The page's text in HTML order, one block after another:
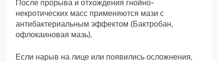
После прорыва и отхождения гнойно-
некротических масс применяются мази с
антибактериальным эффектом (Бактробан,
офлокаиновая мазь).
Если нарыв на лице или появились осложнения,